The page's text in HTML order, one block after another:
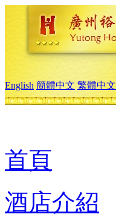
English 簡體中文 繁體中文
首頁
酒店介紹